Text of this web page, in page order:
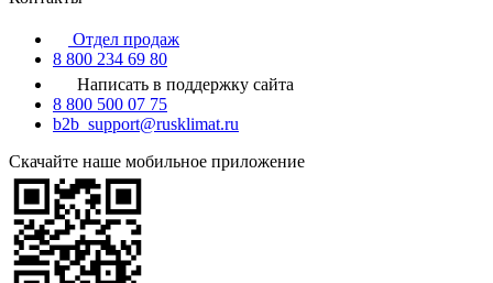
Отдел продаж
8 800 234 69 80
Написать в поддержку сайта
8 800 500 07 75
b2b_support@rusklimat.ru
Скачайте наше мобильное приложение